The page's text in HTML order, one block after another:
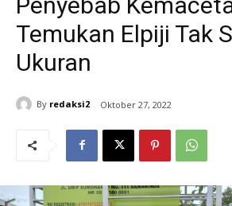
Temukan Elpiji Tak
Ukuran
By redaksi2 Oktober 27, 2022